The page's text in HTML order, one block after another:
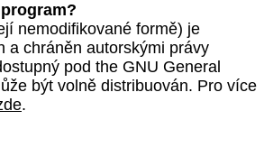
nemodifikované formě) je
a chráněn autorskými právy
pod the GNU General
být volně distribuován. Pro více
.